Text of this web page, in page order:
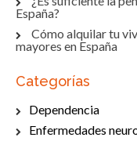
España?
Cómo alquilar tu
mayores en España
Categorías
Dependencia
Enfermedades